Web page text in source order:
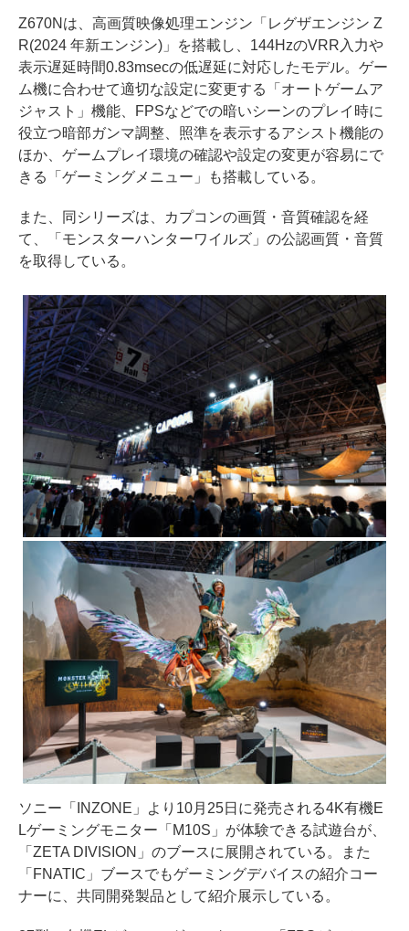
Z670Nは、高画質映像処理エンジン「レグザエンジン Z
R(2024 年新エンジン)」を搭載し、144HzのVRR入力や
表示遅延時間0.83msecの低遅延に対応したモデル。ゲー
ム機に合わせて適切な設定に変更する「オートゲームア
ジャスト」機能、FPSなどでの暗いシーンのプレイ時に
役立つ暗部ガンマ調整、照準を表示するアシスト機能の
ほか、ゲームプレイ環境の確認や設定の変更が容易にで
きる「ゲーミングメニュー」も搭載している。
また、同シリーズは、カプコンの画質・音質確認を経
て、「モンスターハンターワイルズ」の公認画質・音質
を取得している。
ソニー「INZONE」より10月25日に発売される4K有機E
Lゲーミングモニター「M10S」が体験できる試遊台が、
「ZETA DIVISION」のブースに展開されている。また
「FNATIC」ブースでもゲーミングデバイスの紹介コー
ナーに、共同開発製品として紹介展示している。